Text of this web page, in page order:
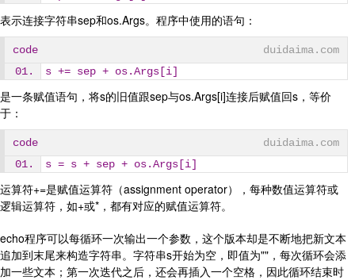
表示连接字符串sep和os.Args。程序中使用的语句：
code
duidaima.com
s += sep + os.Args[i]
是一条赋值语句，将s的旧值跟sep与os.Args[i]连接后赋值回s，等价
于：
code
duidaima.com
s = s + sep + os.Args[i]
运算符+=是赋值运算符（assignment operator），每种数值运算符或
逻辑运算符，如+或*，都有对应的赋值运算符。
echo程序可以每循环一次输出一个参数，这个版本却是不断地把新文本
追加到末尾来构造字符串。字符串s开始为空，即值为""，每次循环会添
加一些文本；第一次迭代之后，还会再插入一个空格，因此循环结束时